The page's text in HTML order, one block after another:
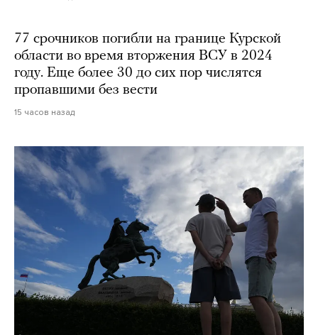
77 срочников погибли на границе Курской
области во время вторжения ВСУ в 2024
году. Еще более 30 до сих пор числятся
пропавшими без вести
15 часов назад